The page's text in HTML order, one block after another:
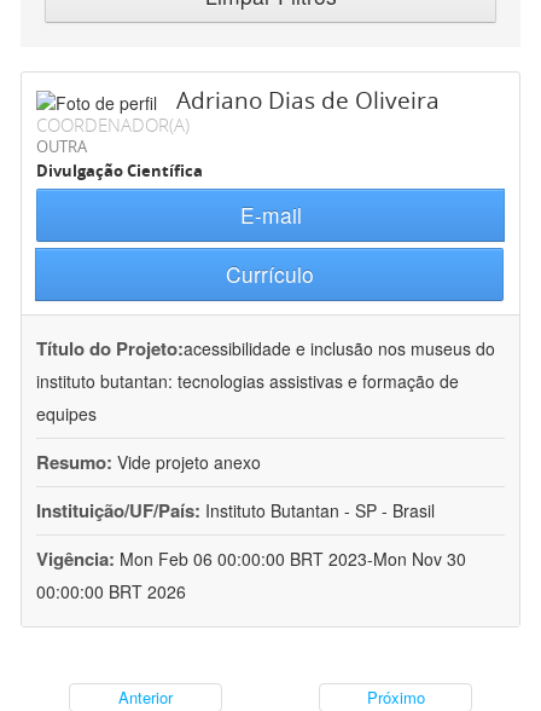
Adriano Dias de Oliveira
COORDENADOR(A)
OUTRA
Divulgação Científica
E-mail
Currículo
Título do Projeto:acessibilidade e inclusão nos museus do
instituto butantan: tecnologias assistivas e formação de
equipes
Resumo: Vide projeto anexo
Instituição/UF/País: Instituto Butantan - SP - Brasil
Vigência: Mon Feb 06 00:00:00 BRT 2023-Mon Nov 30
00:00:00 BRT 2026
Anterior Próximo